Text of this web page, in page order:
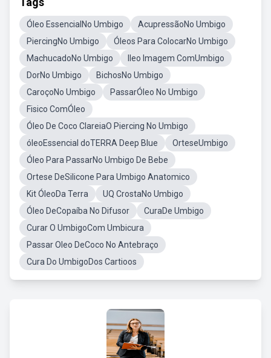
Óleo EssencialNo Umbigo
AcupressãoNo Umbigo
PiercingNo Umbigo
Óleos Para ColocarNo Umbigo
MachucadoNo Umbigo
Ileo Imagem ComUmbigo
DorNo Umbigo
BichosNo Umbigo
CaroçoNo Umbigo
PassarÓleo No Umbigo
Fisico ComÓleo
Óleo De Coco ClareiaO Piercing No Umbigo
óleoEssencial doTERRA Deep Blue
OrteseUmbigo
Óleo Para PassarNo Umbigo De Bebe
Ortese DeSilicone Para Umbigo Anatomico
Kit ÓleoDa Terra
UQ CrostaNo Umbigo
Óleo DeCopaíba No Difusor
CuraDe Umbigo
Curar O UmbigoCom Umbicura
Passar Oleo DeCoco No Antebraço
Cura Do UmbigoDos Cartioos